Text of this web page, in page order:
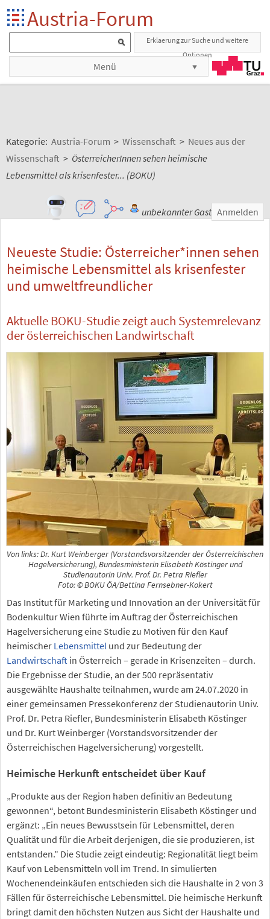
Austria-Forum
Erklaerung zur Suche und weitere
Optionen
Menü
Kategorie: Austria-Forum > Wissenschaft > Neues aus der
Wissenschaft > ÖsterreicherInnen sehen heimische
Lebensmittel als krisenfester... (BOKU)
unbekannter Gast Anmelden
Neueste Studie: Österreicher*innen sehen
heimische Lebensmittel als krisenfester
und umweltfreundlicher
Aktuelle BOKU-Studie zeigt auch Systemrelevanz
der österreichischen Landwirtschaft
Von links: Dr. Kurt Weinberger (Vorstandsvorsitzender der Österreichischen
Hagelversicherung), Bundesministerin Elisabeth Köstinger und
Studienautorin Univ. Prof. Dr. Petra Riefler
Foto: © BOKU ÖA/Bettina Fernsebner-Kokert
Das Institut für Marketing und Innovation an der Universität für
Bodenkultur Wien führte im Auftrag der Österreichischen
Hagelversicherung eine Studie zu Motiven für den Kauf
heimischer Lebensmittel und zur Bedeutung der
Landwirtschaft in Österreich – gerade in Krisenzeiten – durch.
Die Ergebnisse der Studie, an der 500 repräsentativ
ausgewählte Haushalte teilnahmen, wurde am 24.07.2020 in
einer gemeinsamen Pressekonferenz der Studienautorin Univ.
Prof. Dr. Petra Riefler, Bundesministerin Elisabeth Köstinger
und Dr. Kurt Weinberger (Vorstandsvorsitzender der
Österreichischen Hagelversicherung) vorgestellt.
Heimische Herkunft entscheidet über Kauf
„Produkte aus der Region haben definitiv an Bedeutung
gewonnen“, betont Bundesministerin Elisabeth Köstinger und
ergänzt: „Ein neues Bewusstsein für Lebensmittel, deren
Qualität und für die Arbeit derjenigen, die sie produzieren, ist
entstanden." Die Studie zeigt eindeutig: Regionalität liegt beim
Kauf von Lebensmitteln voll im Trend. In simulierten
Wochenendeinkäufen entschieden sich die Haushalte in 2 von 3
Fällen für österreichische Lebensmittel. Die heimische Herkunft
bringt damit den höchsten Nutzen aus Sicht der Haushalte und